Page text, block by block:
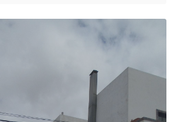
metros respecto a la parte de
se comunica con dicho huerto
cuanto a la parte de ella que da
antes de don tomás juan, lo es de
cincuenta centímetros, bajo los
la derecha entrando, con la calle
y casa de tomás juan; izquierda,